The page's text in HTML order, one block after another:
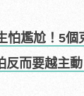
怕尷尬！5個
反而要越主動